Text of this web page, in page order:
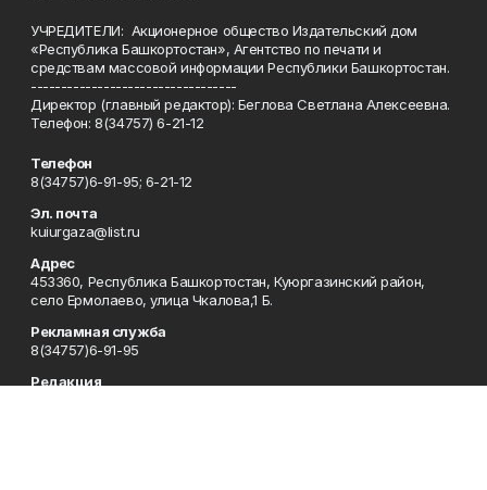
УЧРЕДИТЕЛИ: Акционерное общество Издательский дом
«Республика Башкортостан», Агентство по печати и
средствам массовой информации Республики Башкортостан.
----------------------------------
Директор (главный редактор): Беглова Светлана Алексеевна.
Телефон: 8(34757) 6-21-12
Телефон
8(34757)6-91-95; 6-21-12
Эл. почта
kuiurgaza@list.ru
Адрес
453360, Республика Башкортостан, Куюргазинский район,
село Ермолаево, улица Чкалова,1 Б.
Рекламная служба
8(34757)6-91-95
Редакция